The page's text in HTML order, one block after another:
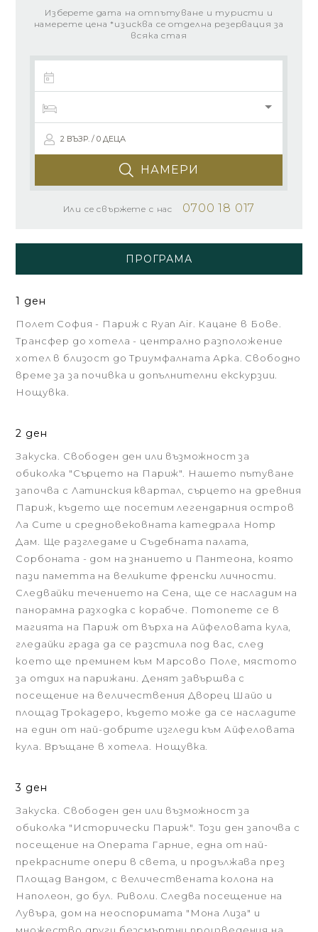
Изберете дата на отпътуване и туристи и
намерете цена *изисква се отделна резервация за
всяка стая
2 ВЪЗР. / 0 ДЕЦА
НАМЕРИ
Или се свържете с нас 0700 18 017
ПРОГРАМА
1 ден
Полет София - Париж с Ryan Air. Кацане в Бове.
Трансфер до хотела - централно разположение
хотел в близост до Триумфалната Арка. Свободно
време за за почивка и допълнителни екскурзии.
Нощувка.
2 ден
Закуска. Свободен ден или възможност за
обиколка "Сърцето на Париж". Нашето пътуване
започва с Латинския квартал, сърцето на древния
Париж, където ще посетим легендарния остров
Ла Сите и средновековната катедрала Нотр
Дам. Ще разгледаме и Съдебната палата,
Сорбоната - дом на знанието и Пантеона, която
пази паметта на великите френски личности.
Следвайки течението на Сена, ще се насладим на
панорамна разходка с корабче. Потопете се в
магията на Париж от върха на Айфеловата кула,
гледайки града да се разстила под вас, след
което ще преминем към Марсово Поле, мястото
за отдих на парижани. Денят завършва с
посещение на величествения Дворец Шайо и
площад Трокадеро, където може да се насладите
на един от най-добрите изгледи към Айфеловата
кула. Връщане в хотела. Нощувка.
3 ден
Закуска. Свободен ден или възможност за
обиколка "Исторически Париж". Този ден започва с
посещение на Операта Гарние, една от най-
прекрасните опери в света, и продължава през
Площад Вандом, с величествената колона на
Наполеон, до бул. Риволи. Следва посещение на
Лувъра, дом на неоспоримата "Мона Лиза" и